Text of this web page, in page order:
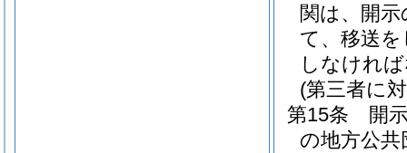
関は、開
て、移送
しなけれ
(第三者に
第15条
開
の地方公共